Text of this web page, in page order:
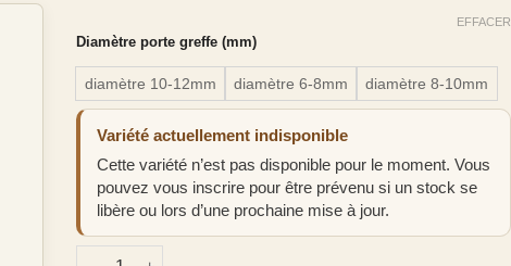
Diamètre porte greffe (mm)
diamètre 10-12mm diamètre 6-8mm diamètre 8-10mm
EFFACER
Variété actuellement indisponible
Cette variété n’est pas disponible pour le moment. Vous
pouvez vous inscrire pour être prévenu si un stock se
libère ou lors d’une prochaine mise à jour.
quantité de Morus alba -Porte-greffe